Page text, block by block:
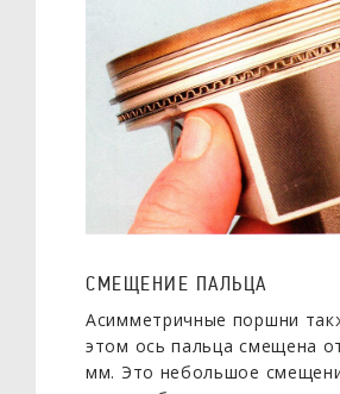
СМЕЩЕНИЕ ПАЛЬЦА
Асимметричные поршни
этом ось пальца смещена
мм. Это небольшое